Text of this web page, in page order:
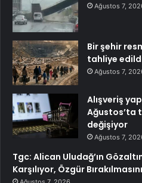
Ağustos 7,
Bir şehir
tahliye
Ağustos 7,
Alışveriş
Ağustos’ta
değişiyor
Ağustos 7,
Tgc: Alican Uludağ’ın
Karşılıyor, Özgür